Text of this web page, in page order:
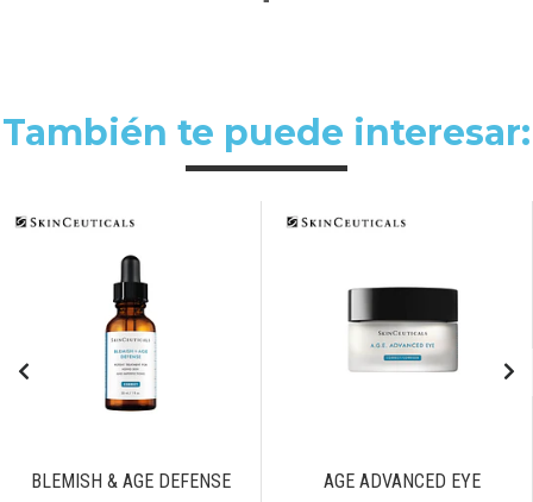
También te puede interesar:
BLEMISH & AGE DEFENSE AGE ADVANCED EYE